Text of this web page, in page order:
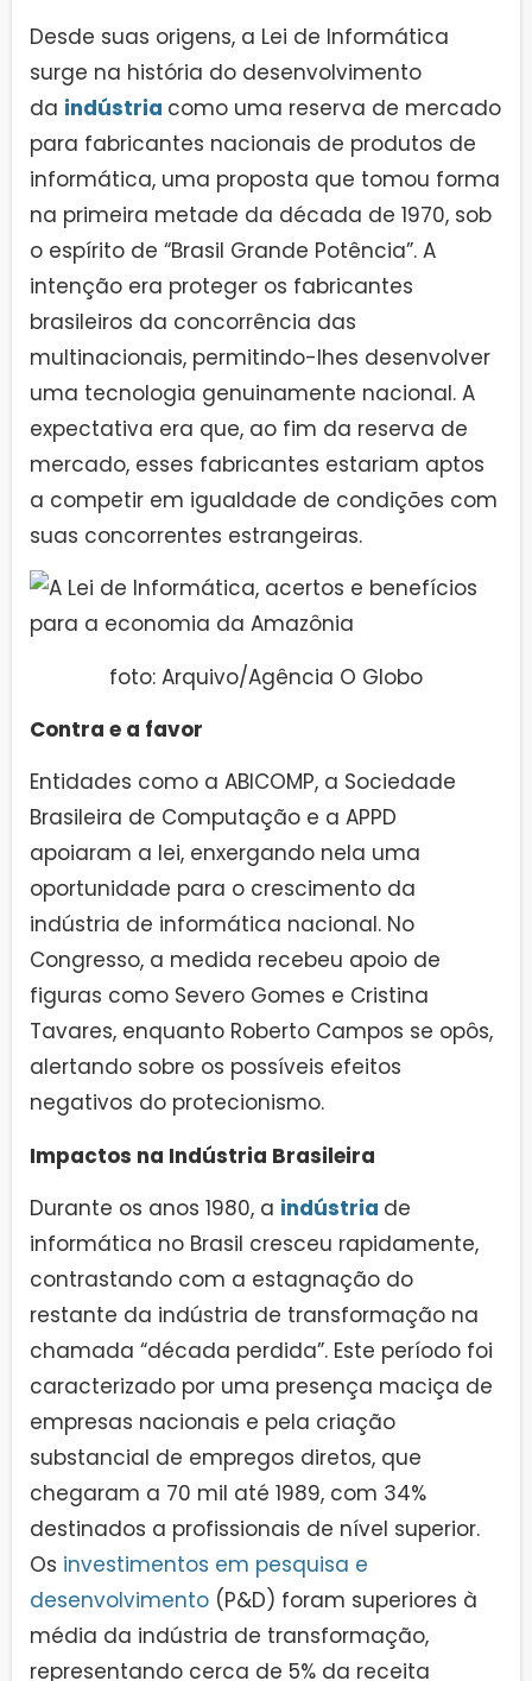
Desde suas origens, a Lei de Informática
surge na história do desenvolvimento
da indústria como uma reserva de mercado
para fabricantes nacionais de produtos de
informática, uma proposta que tomou forma
na primeira metade da década de 1970, sob
o espírito de “Brasil Grande Potência”. A
intenção era proteger os fabricantes
brasileiros da concorrência das
multinacionais, permitindo-lhes desenvolver
uma tecnologia genuinamente nacional. A
expectativa era que, ao fim da reserva de
mercado, esses fabricantes estariam aptos
a competir em igualdade de condições com
suas concorrentes estrangeiras.
foto: Arquivo/Agência O Globo
Contra e a favor
Entidades como a ABICOMP, a Sociedade
Brasileira de Computação e a APPD
apoiaram a lei, enxergando nela uma
oportunidade para o crescimento da
indústria de informática nacional. No
Congresso, a medida recebeu apoio de
figuras como Severo Gomes e Cristina
Tavares, enquanto Roberto Campos se opôs,
alertando sobre os possíveis efeitos
negativos do protecionismo.
Impactos na Indústria Brasileira
Durante os anos 1980, a indústria de
informática no Brasil cresceu rapidamente,
contrastando com a estagnação do
restante da indústria de transformação na
chamada “década perdida”. Este período foi
caracterizado por uma presença maciça de
empresas nacionais e pela criação
substancial de empregos diretos, que
chegaram a 70 mil até 1989, com 34%
destinados a profissionais de nível superior.
Os investimentos em pesquisa e
desenvolvimento (P&D) foram superiores à
média da indústria de transformação,
representando cerca de 5% da receita